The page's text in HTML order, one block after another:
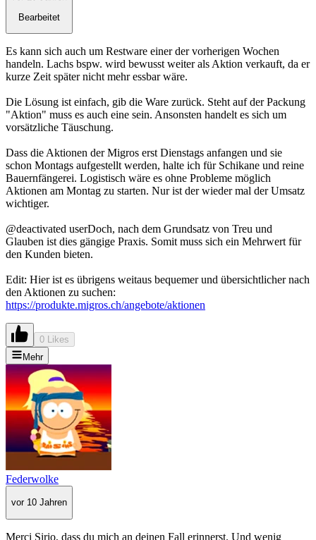
Bearbeitet
Es kann sich auch um Restware einer der vorherigen Wochen
handeln. Lachs bspw. wird bewusst weiter als Aktion verkauft, da er
kurze Zeit später nicht mehr essbar wäre.
Die Lösung ist einfach, gib die Ware zurück. Steht auf der Packung
"Aktion" muss es auch eine sein. Ansonsten handelt es sich um
vorsätzliche Täuschung.
Dass die Aktionen der Migros erst Dienstags anfangen und sie
schon Montags aufgestellt werden, halte ich für Schikane und reine
Bauernfängerei. Logistisch wäre es ohne Probleme möglich
Aktionen am Montag zu starten. Nur ist der wieder mal der Umsatz
wichtiger.
@deactivated userDoch, nach dem Grundsatz von Treu und
Glauben ist dies gängige Praxis. Somit muss sich ein Mehrwert für
den Kunden bieten.
Edit: Hier ist es übrigens weitaus bequemer und übersichtlicher nach
den Aktionen zu suchen:
https://produkte.migros.ch/angebote/aktionen
0 Likes
Mehr
Federwolke
vor 10 Jahren
Merci Sirio, dass du mich an deinen Fall erinnerst. Und wenig